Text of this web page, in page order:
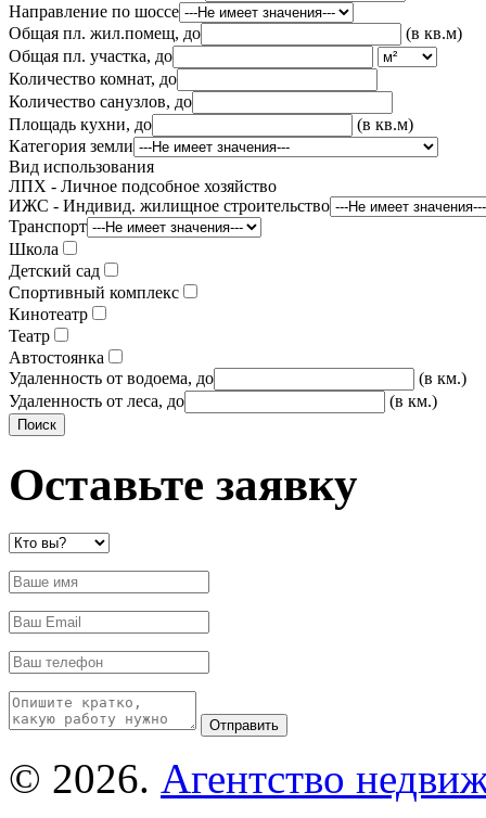
Направление по шоссе
Общая пл. жил.помещ, до
(в кв.м)
Общая пл. участка, до
Количество комнат, до
Количество санузлов, до
Площадь кухни, до
(в кв.м)
Категория земли
Вид использования
ЛПХ - Личное подсобное хозяйство
ИЖС - Индивид. жилищное строительство
Транспорт
Школа
Детский сад
Спортивный комплекс
Кинотеатр
Театр
Автостоянка
Удаленность от водоема, до
(в км.)
Удаленность от леса, до
(в км.)
Оставьте заявку
© 2026. Агентство